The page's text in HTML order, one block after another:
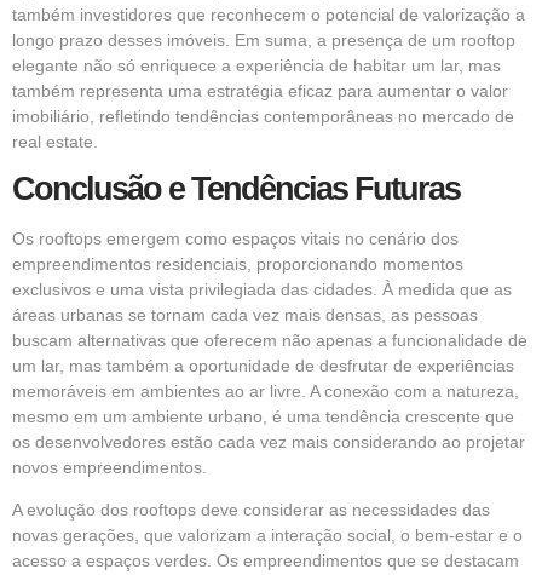
também investidores que reconhecem o potencial de valorização a
longo prazo desses imóveis. Em suma, a presença de um rooftop
elegante não só enriquece a experiência de habitar um lar, mas
também representa uma estratégia eficaz para aumentar o valor
imobiliário, refletindo tendências contemporâneas no mercado de
real estate.
Conclusão e Tendências Futuras
Os rooftops emergem como espaços vitais no cenário dos
empreendimentos residenciais, proporcionando momentos
exclusivos e uma vista privilegiada das cidades. À medida que as
áreas urbanas se tornam cada vez mais densas, as pessoas
buscam alternativas que oferecem não apenas a funcionalidade de
um lar, mas também a oportunidade de desfrutar de experiências
memoráveis em ambientes ao ar livre. A conexão com a natureza,
mesmo em um ambiente urbano, é uma tendência crescente que
os desenvolvedores estão cada vez mais considerando ao projetar
novos empreendimentos.
A evolução dos rooftops deve considerar as necessidades das
novas gerações, que valorizam a interação social, o bem-estar e o
acesso a espaços verdes. Os empreendimentos que se destacam